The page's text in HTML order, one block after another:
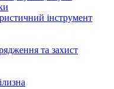
інструмент
та захист